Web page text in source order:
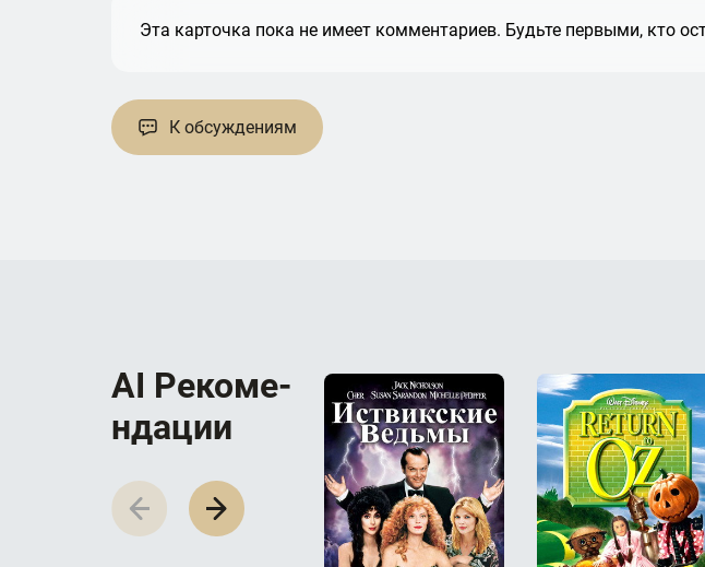
Эта карточка пока не имеет комментариев. Будьте первыми, кто
К обсуждениям
AI Р­е­к­о­м­е­
н­д­а­ц­и­и